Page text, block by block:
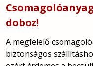
doboz!
A megfelelő
biztonságos